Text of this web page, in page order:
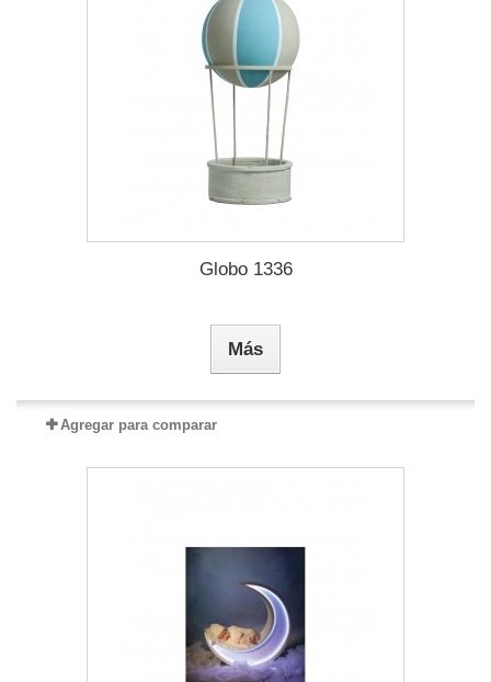
Globo 1336
Más
Agregar para comparar